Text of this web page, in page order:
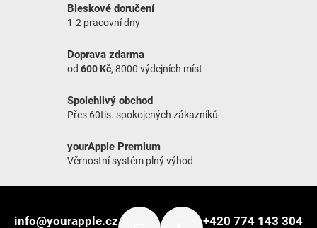
Bleskové doručení
1-2 pracovní dny
Doprava zdarma
od 600 Kč, 8000 výdejních míst
Spolehlivý obchod
Přes 60tis. spokojených zákazníků
yourApple Premium
Věrnostní systém plný výhod
info@yourapple.cz +420 774 143 304